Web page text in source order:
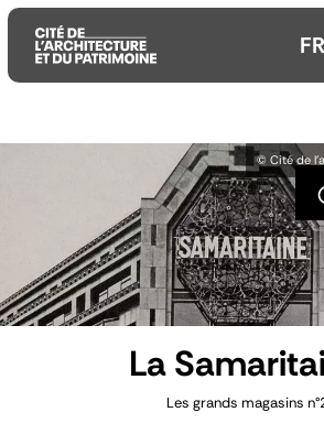
FR
© Cité de
La
Les grands magasins